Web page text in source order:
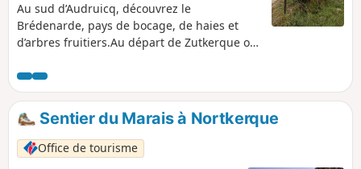
Au sud d’Audruicq, découvrez le
Brédenarde, pays de bocage, de haies et
d’arbres fruitiers.Au départ de Zutkerque ou
Dame aux Loups, en hommage à la
baronnede Draëck, vous pourrez admirer
son château, les premières collines de
l’Artois et suivre le dessin sinueux de la Hem
: la rivière aux moulins.
Sentier du Marais à Nortkerque
Office de tourisme